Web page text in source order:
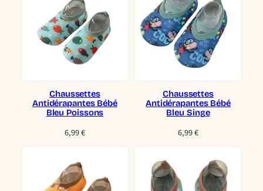
Chaussettes
Antidérapantes Bébé
Bleu Poissons
6,99€
Chaussettes
Antidérapantes Bébé
Bleu Singe
6,99€